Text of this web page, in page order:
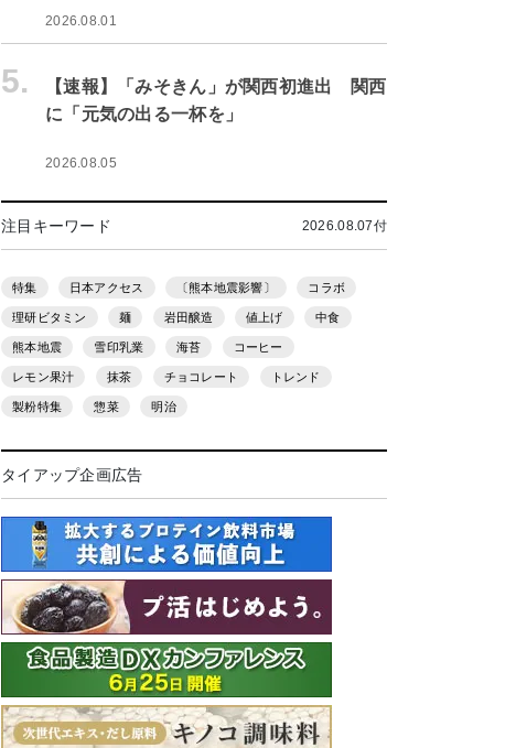
2026.08.01
5.
【速報】「みそきん」が関西初進出 関西
に「元気の出る一杯を」
2026.08.05
注目キーワード 2026.08.07付
特集 日本アクセス 〔熊本地震影響〕 コラボ
理研ビタミン 麺 岩田醸造 値上げ 中食
熊本地震 雪印乳業 海苔 コーヒー
レモン果汁 抹茶 チョコレート トレンド
製粉特集 惣菜 明治
タイアップ企画広告